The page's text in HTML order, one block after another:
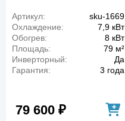
Артикул:
sku-1669
Охлаждение:
7,9 кВт
Обогрев:
8 кВт
Площадь:
79 м²
Инверторный:
Да
Гарантия:
3 года
79 600 ₽